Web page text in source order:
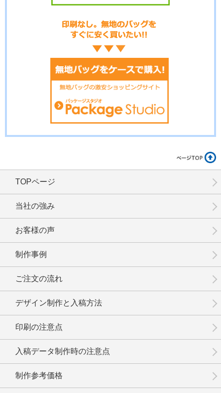
No.20-007
No.20-004 No.20-003
No.20-002
TOPページ
当社の強み
お客様の声
制作事例
ご注文の流れ
デザイン制作と入稿方法
印刷の注意点
入稿データ制作時の注意点
制作参考価格